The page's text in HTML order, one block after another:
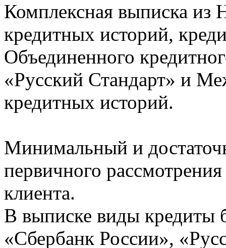
Комплексная выписка из
кредитных историй,
Объединенного
«Русский Стандарт» и
кредитных историй.
Минимальный и
первичного
клиента.
В выписке виды кредиты
«Сбербанк России»,